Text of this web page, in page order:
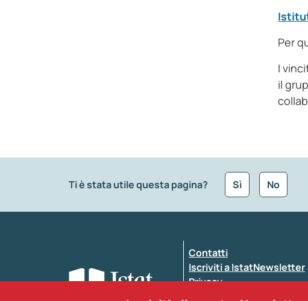
Per
I
il
Ti è stata utile questa pagina? Sì No
Inserisci il tuo commento
Contatti
Iscriviti a IstatNewsletter
Privacy